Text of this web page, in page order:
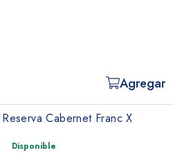
Agregar
Cabernet Franc X
Disponible